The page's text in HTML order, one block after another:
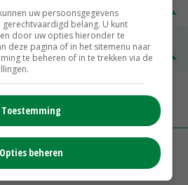
€ 197,00
€ 345,00 € 20,00
veroorzaakt steeds meer problemen:
afgelopen week al leeg’
uw persoonsgegevens
belang. U kunt
door uw opties hieronder te
deze pagina of in het sitemenu naar
te beheren of in te trekken via de
Toestemming
Opties beheren